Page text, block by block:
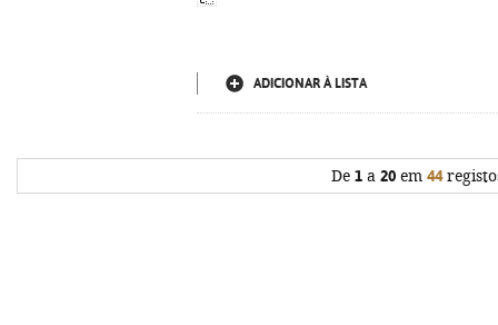
ADICIONAR À LISTA
De 1a 20em 44